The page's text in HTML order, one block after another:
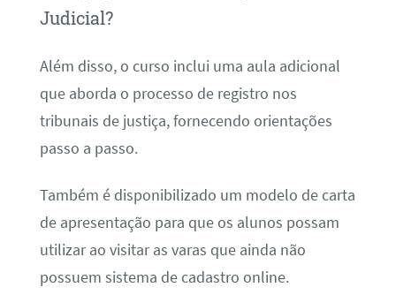
Judicial?
Além disso, o curso inclui uma aula adicional
que aborda o processo de registro nos
tribunais de justiça, fornecendo orientações
passo a passo.
Também é disponibilizado um modelo de carta
de apresentação para que os alunos possam
utilizar ao visitar as varas que ainda não
possuem sistema de cadastro online.